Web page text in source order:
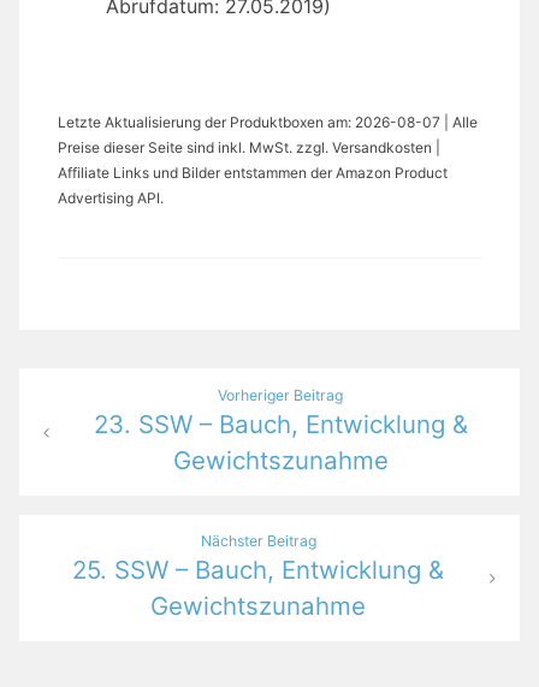
Abrufdatum: 27.05.2019)
Letzte Aktualisierung der Produktboxen am: 2026-08-07 | Alle
Preise dieser Seite sind inkl. MwSt. zzgl. Versandkosten |
Affiliate Links und Bilder entstammen der Amazon Product
Advertising API.
Beitragsnavigation
Vorheriger Beitrag
23. SSW – Bauch, Entwicklung &
Gewichtszunahme
Nächster Beitrag
25. SSW – Bauch, Entwicklung &
Gewichtszunahme